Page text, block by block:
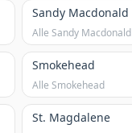
Sandy Macdonald
Alle Sandy Macdonald
Smokehead
Alle Smokehead
St. Magdalene